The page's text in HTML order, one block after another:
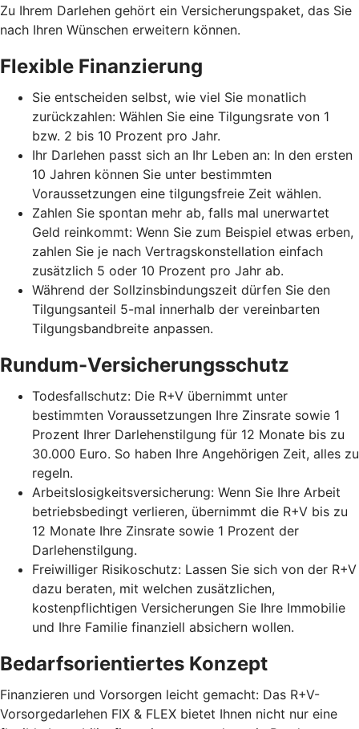
Zu Ihrem Darlehen gehört ein Versicherungspaket, das Sie
nach Ihren Wünschen erweitern können.
Flexible Finanzierung
Sie entscheiden selbst, wie viel Sie monatlich
zurückzahlen: Wählen Sie eine Tilgungsrate von 1
bzw. 2 bis 10 Prozent pro Jahr.
Ihr Darlehen passt sich an Ihr Leben an: In den ersten
10 Jahren können Sie unter bestimmten
Voraussetzungen eine tilgungsfreie Zeit wählen.
Zahlen Sie spontan mehr ab, falls mal unerwartet
Geld reinkommt: Wenn Sie zum Beispiel etwas erben,
zahlen Sie je nach Vertragskonstellation einfach
zusätzlich 5 oder 10 Prozent pro Jahr ab.
Während der Sollzinsbindungszeit dürfen Sie den
Tilgungsanteil 5-mal innerhalb der vereinbarten
Tilgungsbandbreite anpassen.
Rundum-Versicherungsschutz
Todesfallschutz: Die R+V übernimmt unter
bestimmten Voraussetzungen Ihre Zinsrate sowie 1
Prozent Ihrer Darlehenstilgung für 12 Monate bis zu
30.000 Euro. So haben Ihre Angehörigen Zeit, alles zu
regeln.
Arbeitslosigkeitsversicherung: Wenn Sie Ihre Arbeit
betriebsbedingt verlieren, übernimmt die R+V bis zu
12 Monate Ihre Zinsrate sowie 1 Prozent der
Darlehenstilgung.
Freiwilliger Risikoschutz: Lassen Sie sich von der R+V
dazu beraten, mit welchen zusätzlichen,
kostenpflichtigen Versicherungen Sie Ihre Immobilie
und Ihre Familie finanziell absichern wollen.
Bedarfsorientiertes Konzept
Finanzieren und Vorsorgen leicht gemacht: Das R+V-
Vorsorgedarlehen FIX & FLEX bietet Ihnen nicht nur eine